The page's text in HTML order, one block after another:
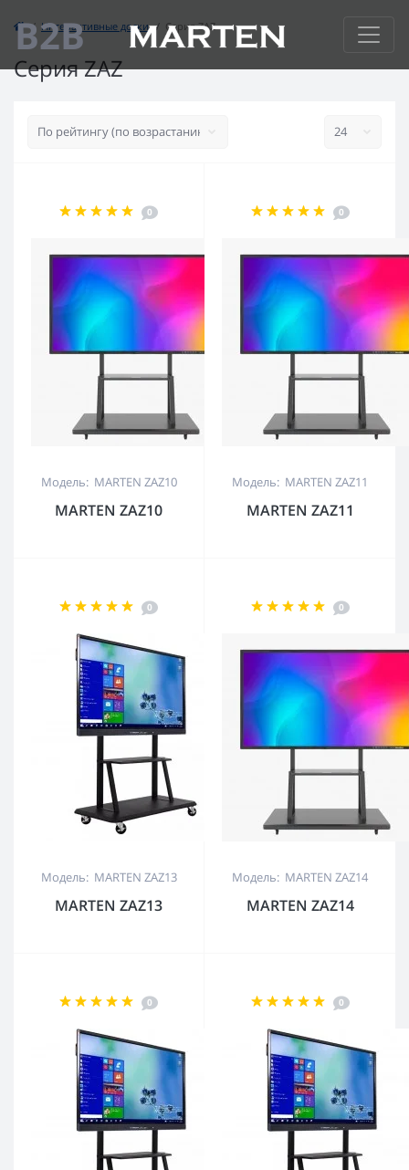
B2B
Интерактивные доски Серия ZAZ
Серия ZAZ
0
Модель: MARTEN ZAZ10
MARTEN ZAZ10
0
Модель: MARTEN ZAZ11
MARTEN ZAZ11
0
Модель: MARTEN ZAZ13
MARTEN ZAZ13
0
Модель: MARTEN ZAZ14
MARTEN ZAZ14
0 0